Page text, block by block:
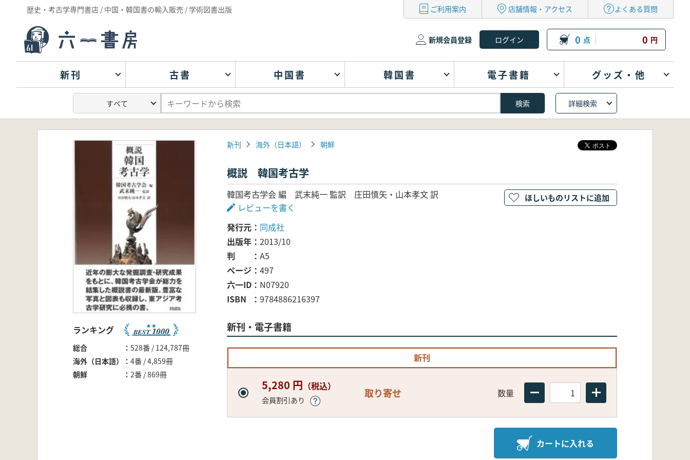
歴史・考古学専門書店 / 中国・韓国書の輸入販売 / 学術図書出版 ご利用案内 店舗情報・アクセス よくある質問
新規会員登録 0 点 0 円
新刊 古書 中国書 韓国書 電子書籍 グッズ・他
詳細検索
ランキング
総合
528番 / 124,787冊
海外（日本語）
4番 / 4,859冊
朝鮮
2番 / 869冊
新刊 海外（日本語） 朝鮮
概説 韓国考古学
韓国考古学会 編 武末純一 監訳 庄田慎矢・山本孝文 訳
レビューを書く
発行元
同成社
出版年
2013/10
判
A5
ページ
497
六一ID
N07920
ISBN
9784886216397
新刊・電子書籍
新刊
5,280 円 （税込）
会員割引あり
取り寄せ 数量
カートに入れる
ほしいものリストに追加